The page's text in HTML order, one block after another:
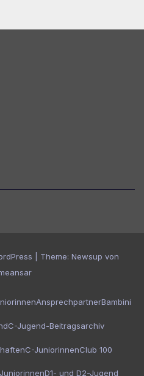
Theme: Newsup von
AnsprechpartnerBambini
C-Jugend-Beitragsarchiv
C-JuniorinnenClub 100
D1- und D2-Jugend